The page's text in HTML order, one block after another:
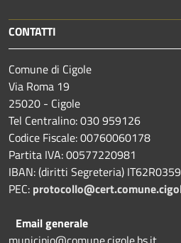
CONTATTI
Comune di Cigole
Via Roma 19
25020 - Cigole
Tel Centralino: 030 959126
Codice Fiscale: 00760060178
Partita IVA: 00577220981
IBAN: (diritti Segreteria)
PEC:
Email generale